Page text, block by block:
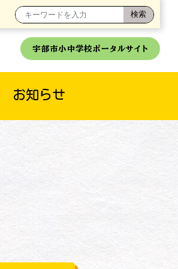
宇部市小中学校ポータルサイト
お知らせ